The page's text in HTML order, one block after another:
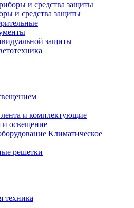
и средства защиты
защиты
и комплектующие
освещение
Климатическое
решетки
техника